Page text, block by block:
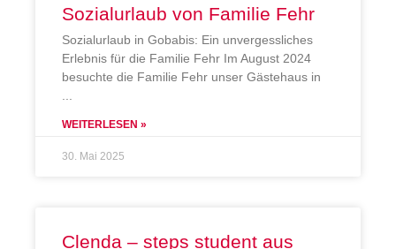
Sozialurlaub von Familie Fehr
Sozialurlaub in Gobabis: Ein unvergessliches
Erlebnis für die Familie Fehr Im August 2024
besuchte die Familie Fehr unser Gästehaus in
WEITERLESEN »
30. Mai 2025
Clenda – steps student aus